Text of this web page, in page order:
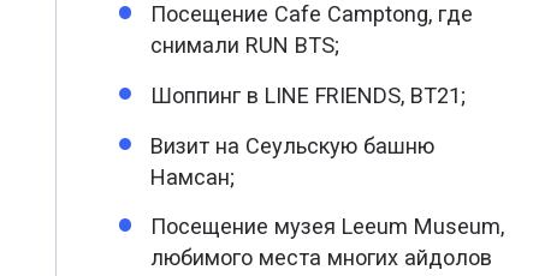
Посещение Cafe Camptong, где
снимали RUN BTS;
Шоппинг в LINE FRIENDS, BT21;
Визит на Сеульскую башню
Намсан;
Посещение музея Leeum Museum,
любимого места многих айдолов